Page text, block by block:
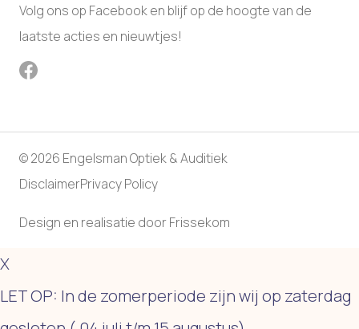
Volg ons op Facebook en blijf op de hoogte van de
laatste acties en nieuwtjes!
© 2026 Engelsman Optiek & Auditiek
DisclaimerPrivacy Policy
Design en realisatie doorFrissekom
X
LET OP: In de zomerperiode zijn wij op zaterdag